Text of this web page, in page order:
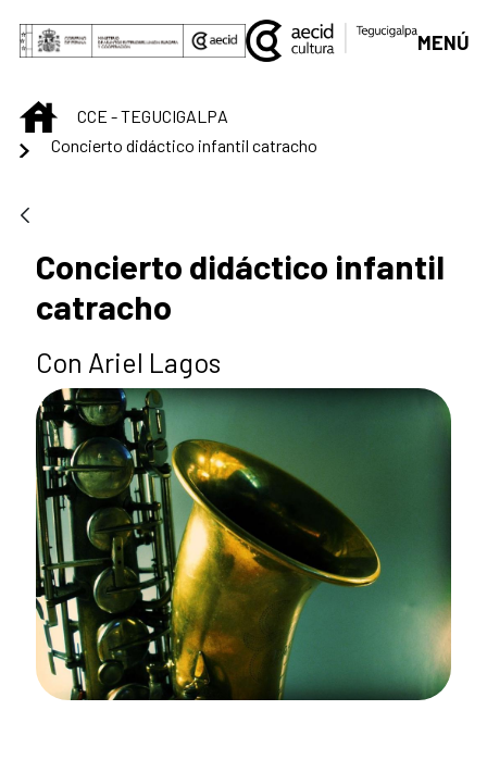
Saltar al contenido principal
MENÚ
INICIOCCE - TEGUCIGALPA
Concierto didáctico infantil catracho
Concierto didáctico infantil
catracho
Con Ariel Lagos